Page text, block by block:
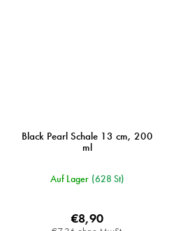
Black Pearl Schale 13 cm, 200
ml
Auf Lager (628 St)
€8,90